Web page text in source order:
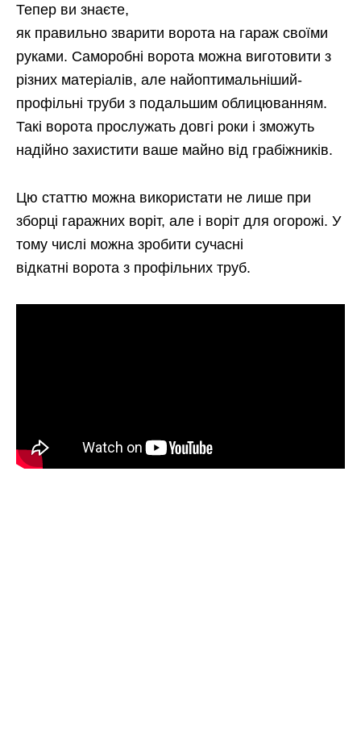
Тепер ви знаєте,
як правильно зварити ворота на гараж своїми
руками. Саморобні ворота можна виготовити з
різних матеріалів, але найоптимальніший-
профільні труби з подальшим облицюванням.
Такі ворота прослужать довгі роки і зможуть
надійно захистити ваше майно від грабіжників.
Цю статтю можна використати не лише при
зборці гаражних воріт, але і воріт для огорожі. У
тому числі можна зробити сучасні
відкатні ворота з профільних труб.